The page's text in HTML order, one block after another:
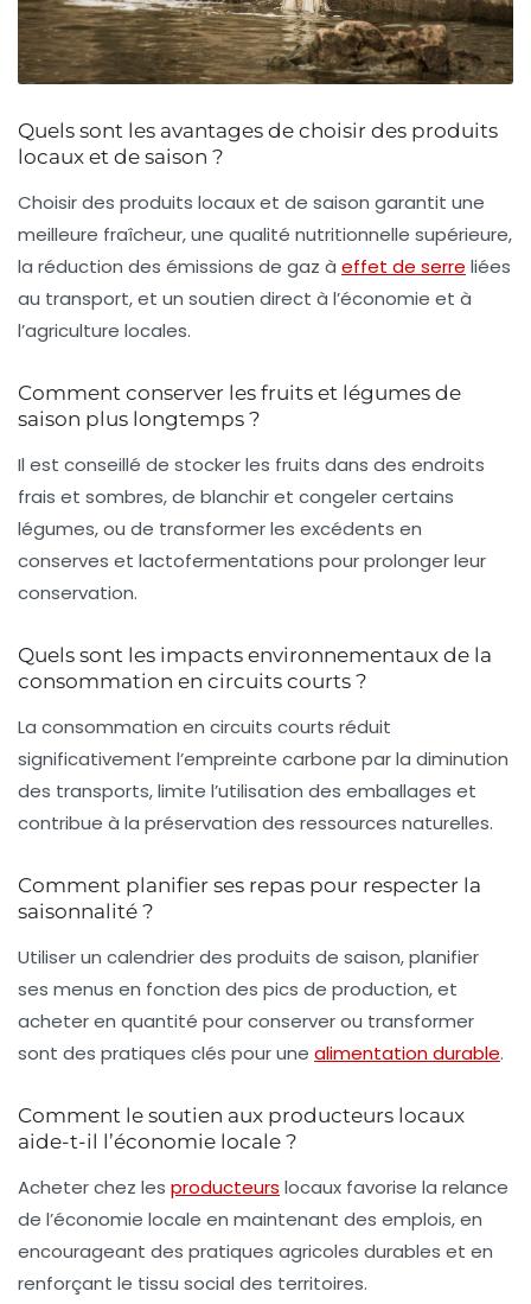
Quels sont les avantages de choisir des produits
locaux et de saison ?
Choisir des produits locaux et de saison garantit une
meilleure fraîcheur, une qualité nutritionnelle supérieure,
la réduction des émissions de gaz à effet de serre liées
au transport, et un soutien direct à l’économie et à
l’agriculture locales.
Comment conserver les fruits et légumes de
saison plus longtemps ?
Il est conseillé de stocker les fruits dans des endroits
frais et sombres, de blanchir et congeler certains
légumes, ou de transformer les excédents en
conserves et lactofermentations pour prolonger leur
conservation.
Quels sont les impacts environnementaux de la
consommation en circuits courts ?
La consommation en circuits courts réduit
significativement l’empreinte carbone par la diminution
des transports, limite l’utilisation des emballages et
contribue à la préservation des ressources naturelles.
Comment planifier ses repas pour respecter la
saisonnalité ?
Utiliser un calendrier des produits de saison, planifier
ses menus en fonction des pics de production, et
acheter en quantité pour conserver ou transformer
sont des pratiques clés pour une alimentation durable.
Comment le soutien aux producteurs locaux
aide-t-il l’économie locale ?
Acheter chez les producteurs locaux favorise la relance
de l’économie locale en maintenant des emplois, en
encourageant des pratiques agricoles durables et en
renforçant le tissu social des territoires.